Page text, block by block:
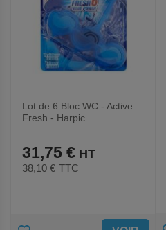
Lot de 6 Bloc WC - Active
Fresh - Harpic
31,75 €
38,10 € TTC